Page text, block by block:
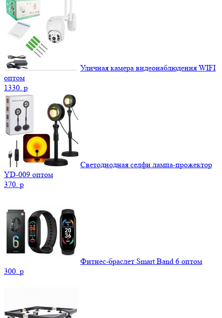
Уличная камера видеонаблюдения WIFI
оптом
1330. p
Светодиодная селфи лампа-прожектор
YD-009 оптом
370. p
Фитнес-браслет Smart Band 6 оптом
300. p